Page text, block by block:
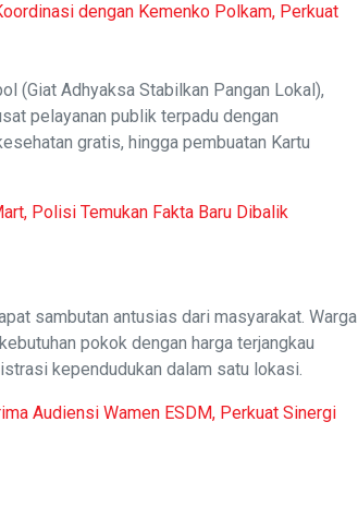
dengan Kemenko Polkam, Perkuat
(Giat Adhyaksa Stabilkan Pangan Lokal),
pelayanan publik terpadu dengan
gratis, hingga pembuatan Kartu
Polisi Temukan Fakta Baru Dibalik
sambutan antusias dari masyarakat. Warga
pokok dengan harga terjangkau
kependudukan dalam satu lokasi.
Audiensi Wamen ESDM, Perkuat Sinergi